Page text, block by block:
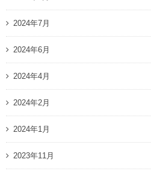
2024年7月
2024年6月
2024年4月
2024年2月
2024年1月
2023年11月